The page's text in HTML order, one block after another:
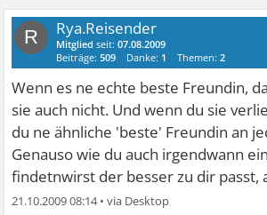
R Rya.Reisender
Mitglied seit:07.08.2009
Beiträge:509 Danke: 1 Themen:2
Wenn es ne echte beste Freundin,
sie auch nicht. Und wenn du sie
du ne ähnliche 'beste' Freundin an
Genauso wie du auch irgendwann
findetnwirst der besser zu dir passt,
21.10.2009 08:14•